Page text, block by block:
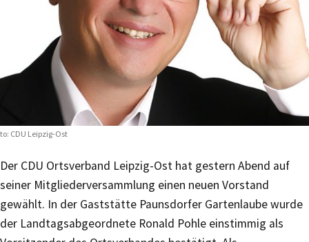
CDU Leipzig-Ost
Der CDU Ortsverband Leipzig-Ost hat gestern Abend auf
seiner Mitgliederversammlung einen neuen Vorstand
gewählt. In der Gaststätte Paunsdorfer Gartenlaube wurde
der Landtagsabgeordnete Ronald Pohle einstimmig als